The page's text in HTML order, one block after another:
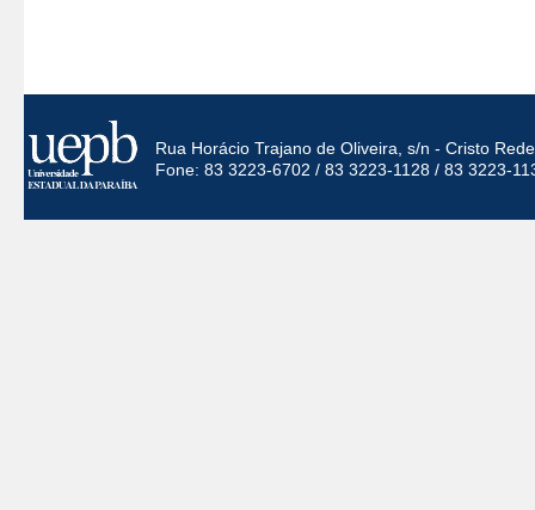
Rua Horácio Trajano de Oliveira, s/n - Cristo
Fone: 83 3223-6702 / 83 3223-1128 / 83 3223-